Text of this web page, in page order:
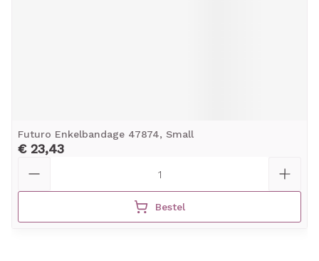
Futuro Enkelbandage 47874, Small
€ 23,43
Bestel